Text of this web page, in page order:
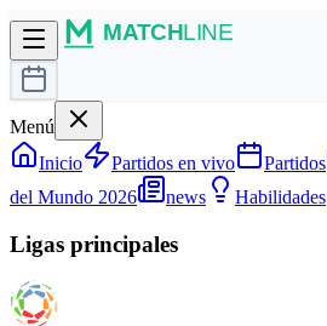
Menú
Inicio
Partidos en vivo Partidos
del Mundo 2026
news Habilidades
Ligas principales